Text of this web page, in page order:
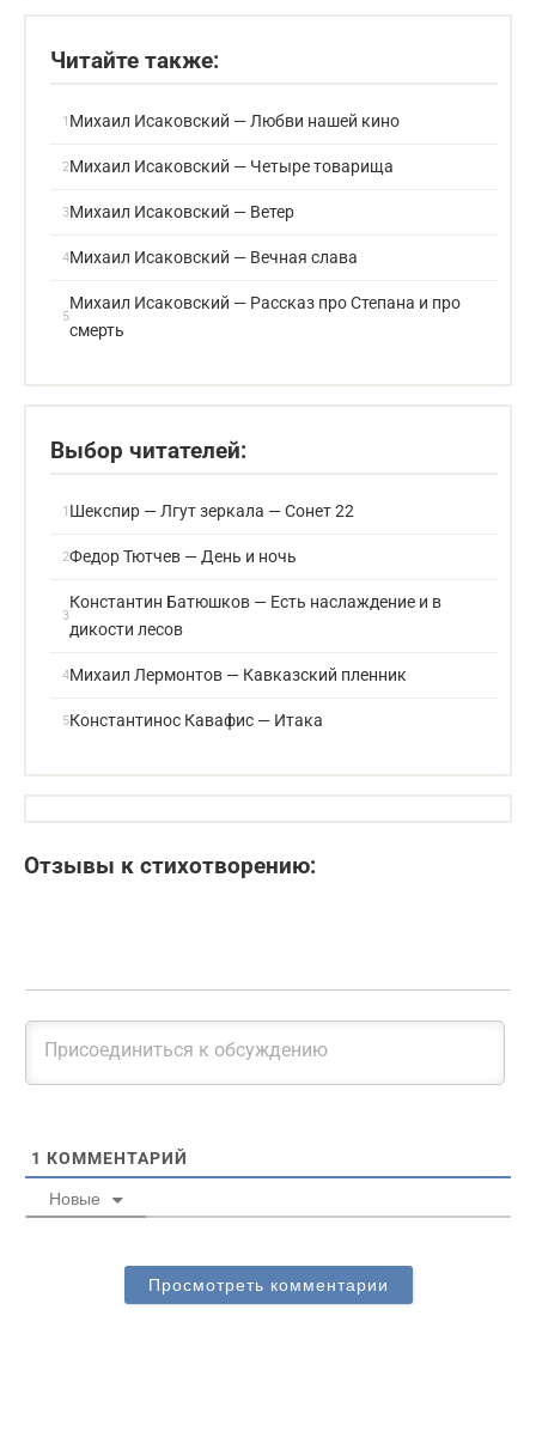
Читайте также:
Михаил Исаковский — Любви нашей кино
Михаил Исаковский — Четыре товарища
Михаил Исаковский — Ветер
Михаил Исаковский — Вечная слава
Михаил Исаковский — Рассказ про Степана и про
смерть
Выбор читателей:
Шекспир — Лгут зеркала — Сонет 22
Федор Тютчев — День и ночь
Константин Батюшков — Есть наслаждение и в
дикости лесов
Михаил Лермонтов — Кавказский пленник
Константинос Кавафис — Итака
Отзывы к стихотворению:
1 КОММЕНТАРИЙ
Новые
Просмотреть комментарии